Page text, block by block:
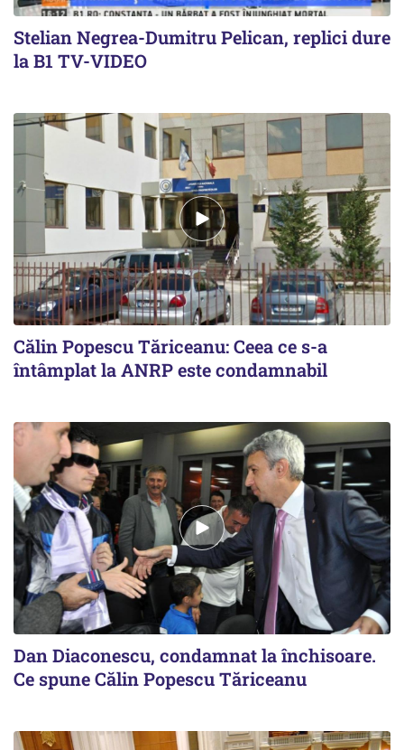
Stelian Negrea-Dumitru Pelican, replici dure
la B1 TV-VIDEO
Călin Popescu Tăriceanu: Ceea ce s-a
întâmplat la ANRP este condamnabil
Dan Diaconescu, condamnat la închisoare.
Ce spune Călin Popescu Tăriceanu